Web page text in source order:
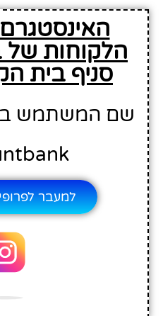
הלקוחות של
סניף בית
שם המשתמש
למעבר